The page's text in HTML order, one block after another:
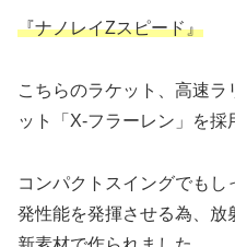
『ナノレイZスピード』
こちらのラケット、高速
ット「X-フラーレン」を採
コンパクトスイングでもし
発性能を発揮させる為、放